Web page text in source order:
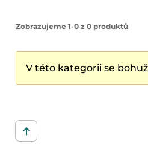
Zobrazujeme 1-0 z 0 produktů
V této kategorii se